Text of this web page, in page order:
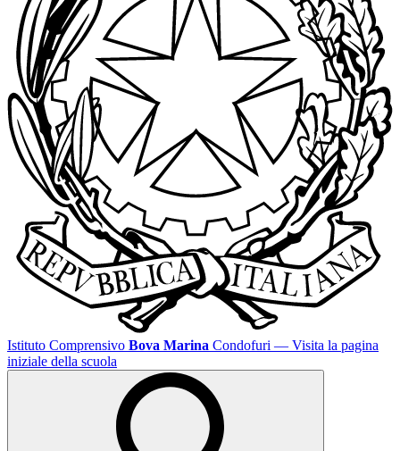
Istituto Comprensivo Bova Marina Condofuri — Visita la pagina
iniziale della scuola